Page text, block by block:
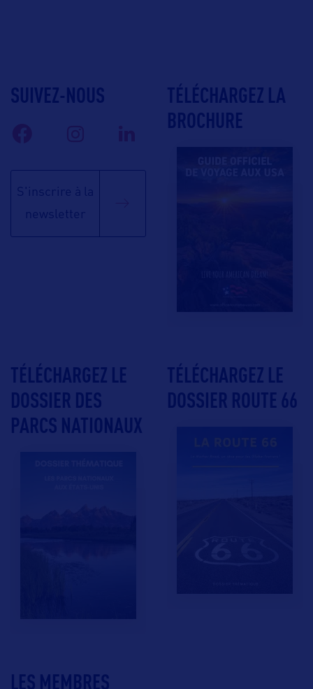
LES MEMBRES
SUIVEZ-NOUS
S'inscrire à la
newsletter
TÉLÉCHARGEZ LA
BROCHURE
TÉLÉCHARGEZ LE
DOSSIER DES
PARCS NATIONAUX
TÉLÉCHARGEZ LE
DOSSIER ROUTE 66